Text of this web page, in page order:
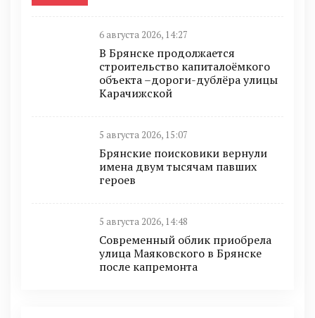
6 августа 2026, 14:27
В Брянске продолжается
строительство капиталоёмкого
объекта –дороги-дублёра улицы
Карачижской
5 августа 2026, 15:07
Брянские поисковики вернули
имена двум тысячам павших
героев
5 августа 2026, 14:48
Современный облик приобрела
улица Маяковского в Брянске
после капремонта